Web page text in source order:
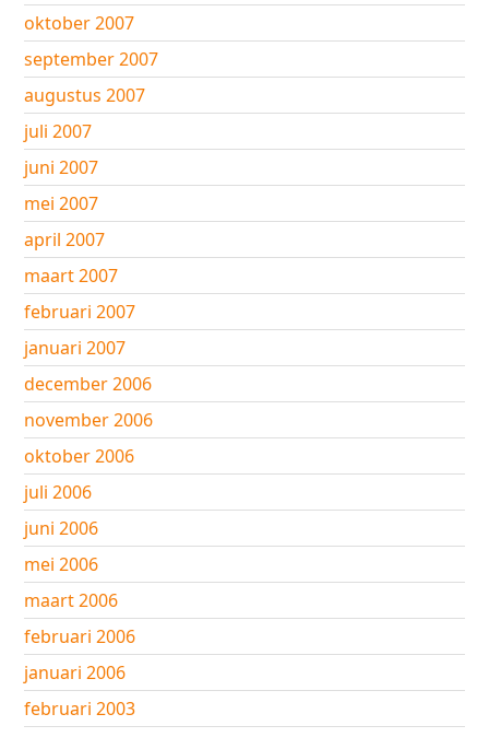
oktober 2007
september 2007
augustus 2007
juli 2007
juni 2007
mei 2007
april 2007
maart 2007
februari 2007
januari 2007
december 2006
november 2006
oktober 2006
juli 2006
juni 2006
mei 2006
maart 2006
februari 2006
januari 2006
februari 2003